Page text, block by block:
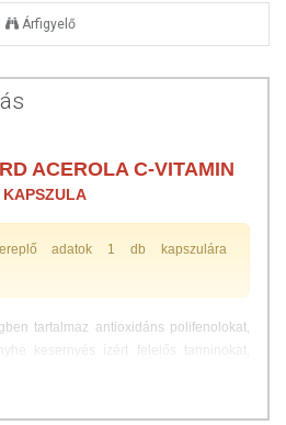
Árfigyelő
ACEROLA C-VITAMIN
KAPSZULA
adatok 1 db kapszulára
tartalmaz antioxidáns polifenolokat,
kesernyés ízért felelős tanninokat,
A-vitaminnal és a C-vitaminnal
a vas felszívódását a szervezetben és